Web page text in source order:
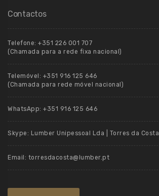
Contactos
Telefone: +351 226 001 707
(Chamada para a rede fixa nacional)
Telemóvel: +351 916 125 646
(Chamada para rede móvel nacional)
WhatsApp: +351 916 125 646
Skype: Lumber Unipessoal Lda | Torres da Costa
Email: torresdacosta@lumber.pt